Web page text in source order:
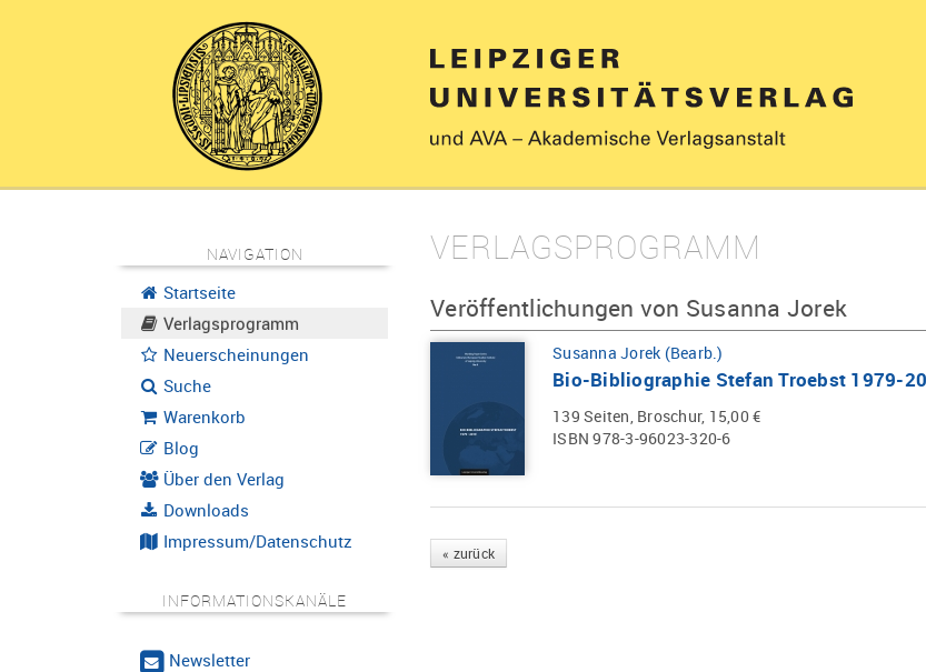
NAVIGATION
Startseite
Verlagsprogramm
Neuerscheinungen
Suche
Warenkorb
Blog
Über den Verlag
Downloads
Impressum/Datenschutz
INFORMATIONSKANÄLE
Newsletter
VERLAGSPROGRAMM
Veröffentlichungen von Susanna Jorek
Susanna Jorek (Bearb.)
Bio-Bibliographie Stefan Troebst 1979-
139 Seiten, Broschur, 15,00 €
ISBN 978-3-96023-320-6
« zurück